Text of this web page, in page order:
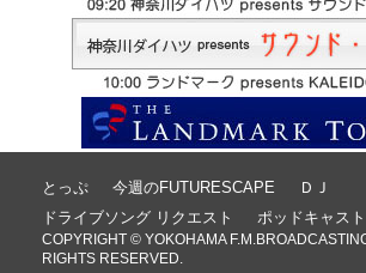
とっぷ 今週のFUTURESCAPE
ＤＪ
ドライブソング リクエスト
ポッドキャスト
COPYRIGHT © YOKOHAMA
RIGHTS RESERVED.